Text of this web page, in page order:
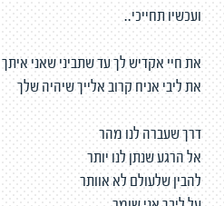
ועכשיו תחייכי..
את חיי אקדיש לך עד שתביני שאני איתך
את ליבי אניח קרוב אלייך שיהיה שלך
דרך שעברה לנו מהר
אל הרגע שנתן לנו יותר
להבין שלעולם לא אוותר